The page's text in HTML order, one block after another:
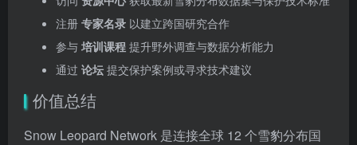
注册 专家名录 以建立跨国研究合作
参与 培训课程 提升野外调查与数据分析能力
通过 论坛 提交保护案例或寻求技术建议
价值总结
Snow Leopard Network 是连接全球 12 个雪豹分布国